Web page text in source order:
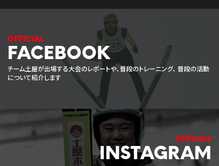
FACEBOOK
チーム土屋が出場する大会のレポートや、普段のトレーニング、 普段の活動
について紹介します
INSTAGRAM